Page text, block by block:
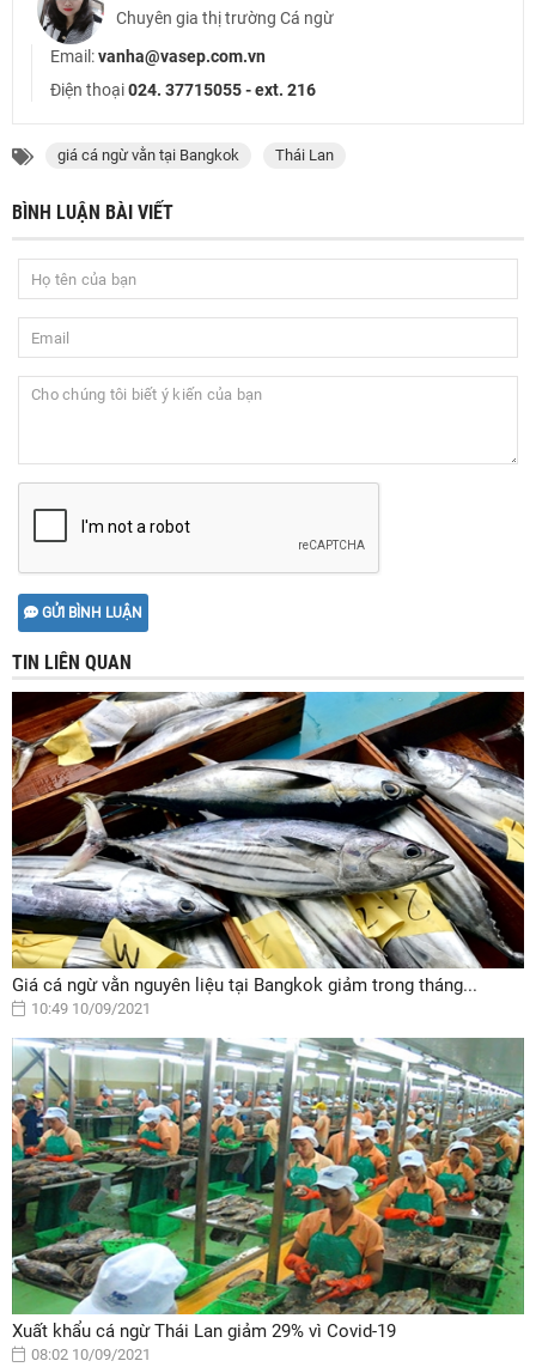
Chuyên gia thị trường Cá ngừ
Email:vanha@vasep.com.vn
Điện thoại024. 37715055 - ext. 216
giá cá ngừ vằn tại Bangkok Thái Lan
BÌNH LUẬN BÀI VIẾT
GỬI BÌNH LUẬN
TIN LIÊN QUAN
Giá cá ngừ vằn nguyên liệu tại Bangkok giảm trong tháng...
10:49 10/09/2021
Xuất khẩu cá ngừ Thái Lan giảm 29% vì Covid-19
08:02 10/09/2021